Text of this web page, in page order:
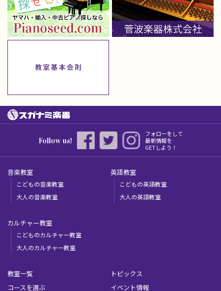
Follow us!
フォローをして
最新情報を
GETしよう！
音楽教室
こどもの音楽教室
大人の音楽教室
英語教室
こどもの英語教室
大人の英語教室
カルチャー教室
こどものカルチャー教室
大人のカルチャー教室
教室一覧
コースを選ぶ
トピックス
イベント情報